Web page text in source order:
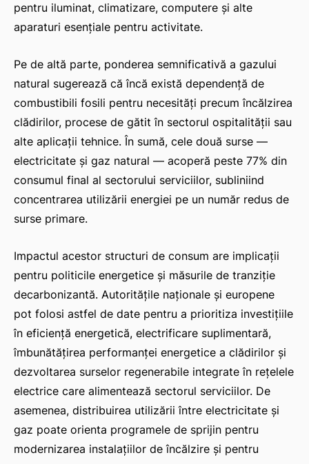
pentru iluminat, climatizare, computere și alte
aparaturi esențiale pentru activitate.
Pe de altă parte, ponderea semnificativă a gazului
natural sugerează că încă există dependență de
combustibili fosili pentru necesități precum încălzirea
clădirilor, procese de gătit în sectorul ospitalității sau
alte aplicații tehnice. În sumă, cele două surse —
electricitate și gaz natural — acoperă peste 77% din
consumul final al sectorului serviciilor, subliniind
concentrarea utilizării energiei pe un număr redus de
surse primare.
Impactul acestor structuri de consum are implicații
pentru politicile energetice și măsurile de tranziție
decarbonizantă. Autoritățile naționale și europene
pot folosi astfel de date pentru a prioritiza investițiile
în eficiență energetică, electrificare suplimentară,
îmbunătățirea performanței energetice a clădirilor și
dezvoltarea surselor regenerabile integrate în rețelele
electrice care alimentează sectorul serviciilor. De
asemenea, distribuirea utilizării între electricitate și
gaz poate orienta programele de sprijin pentru
modernizarea instalațiilor de încălzire și pentru